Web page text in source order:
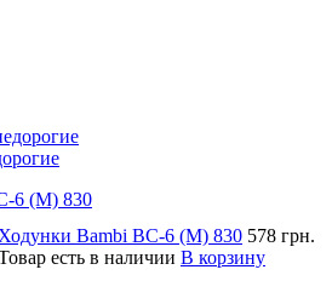
6 (M) 830
Ходунки Bambi BC-6 (M) 830 578 грн.
есть в наличии В корзину